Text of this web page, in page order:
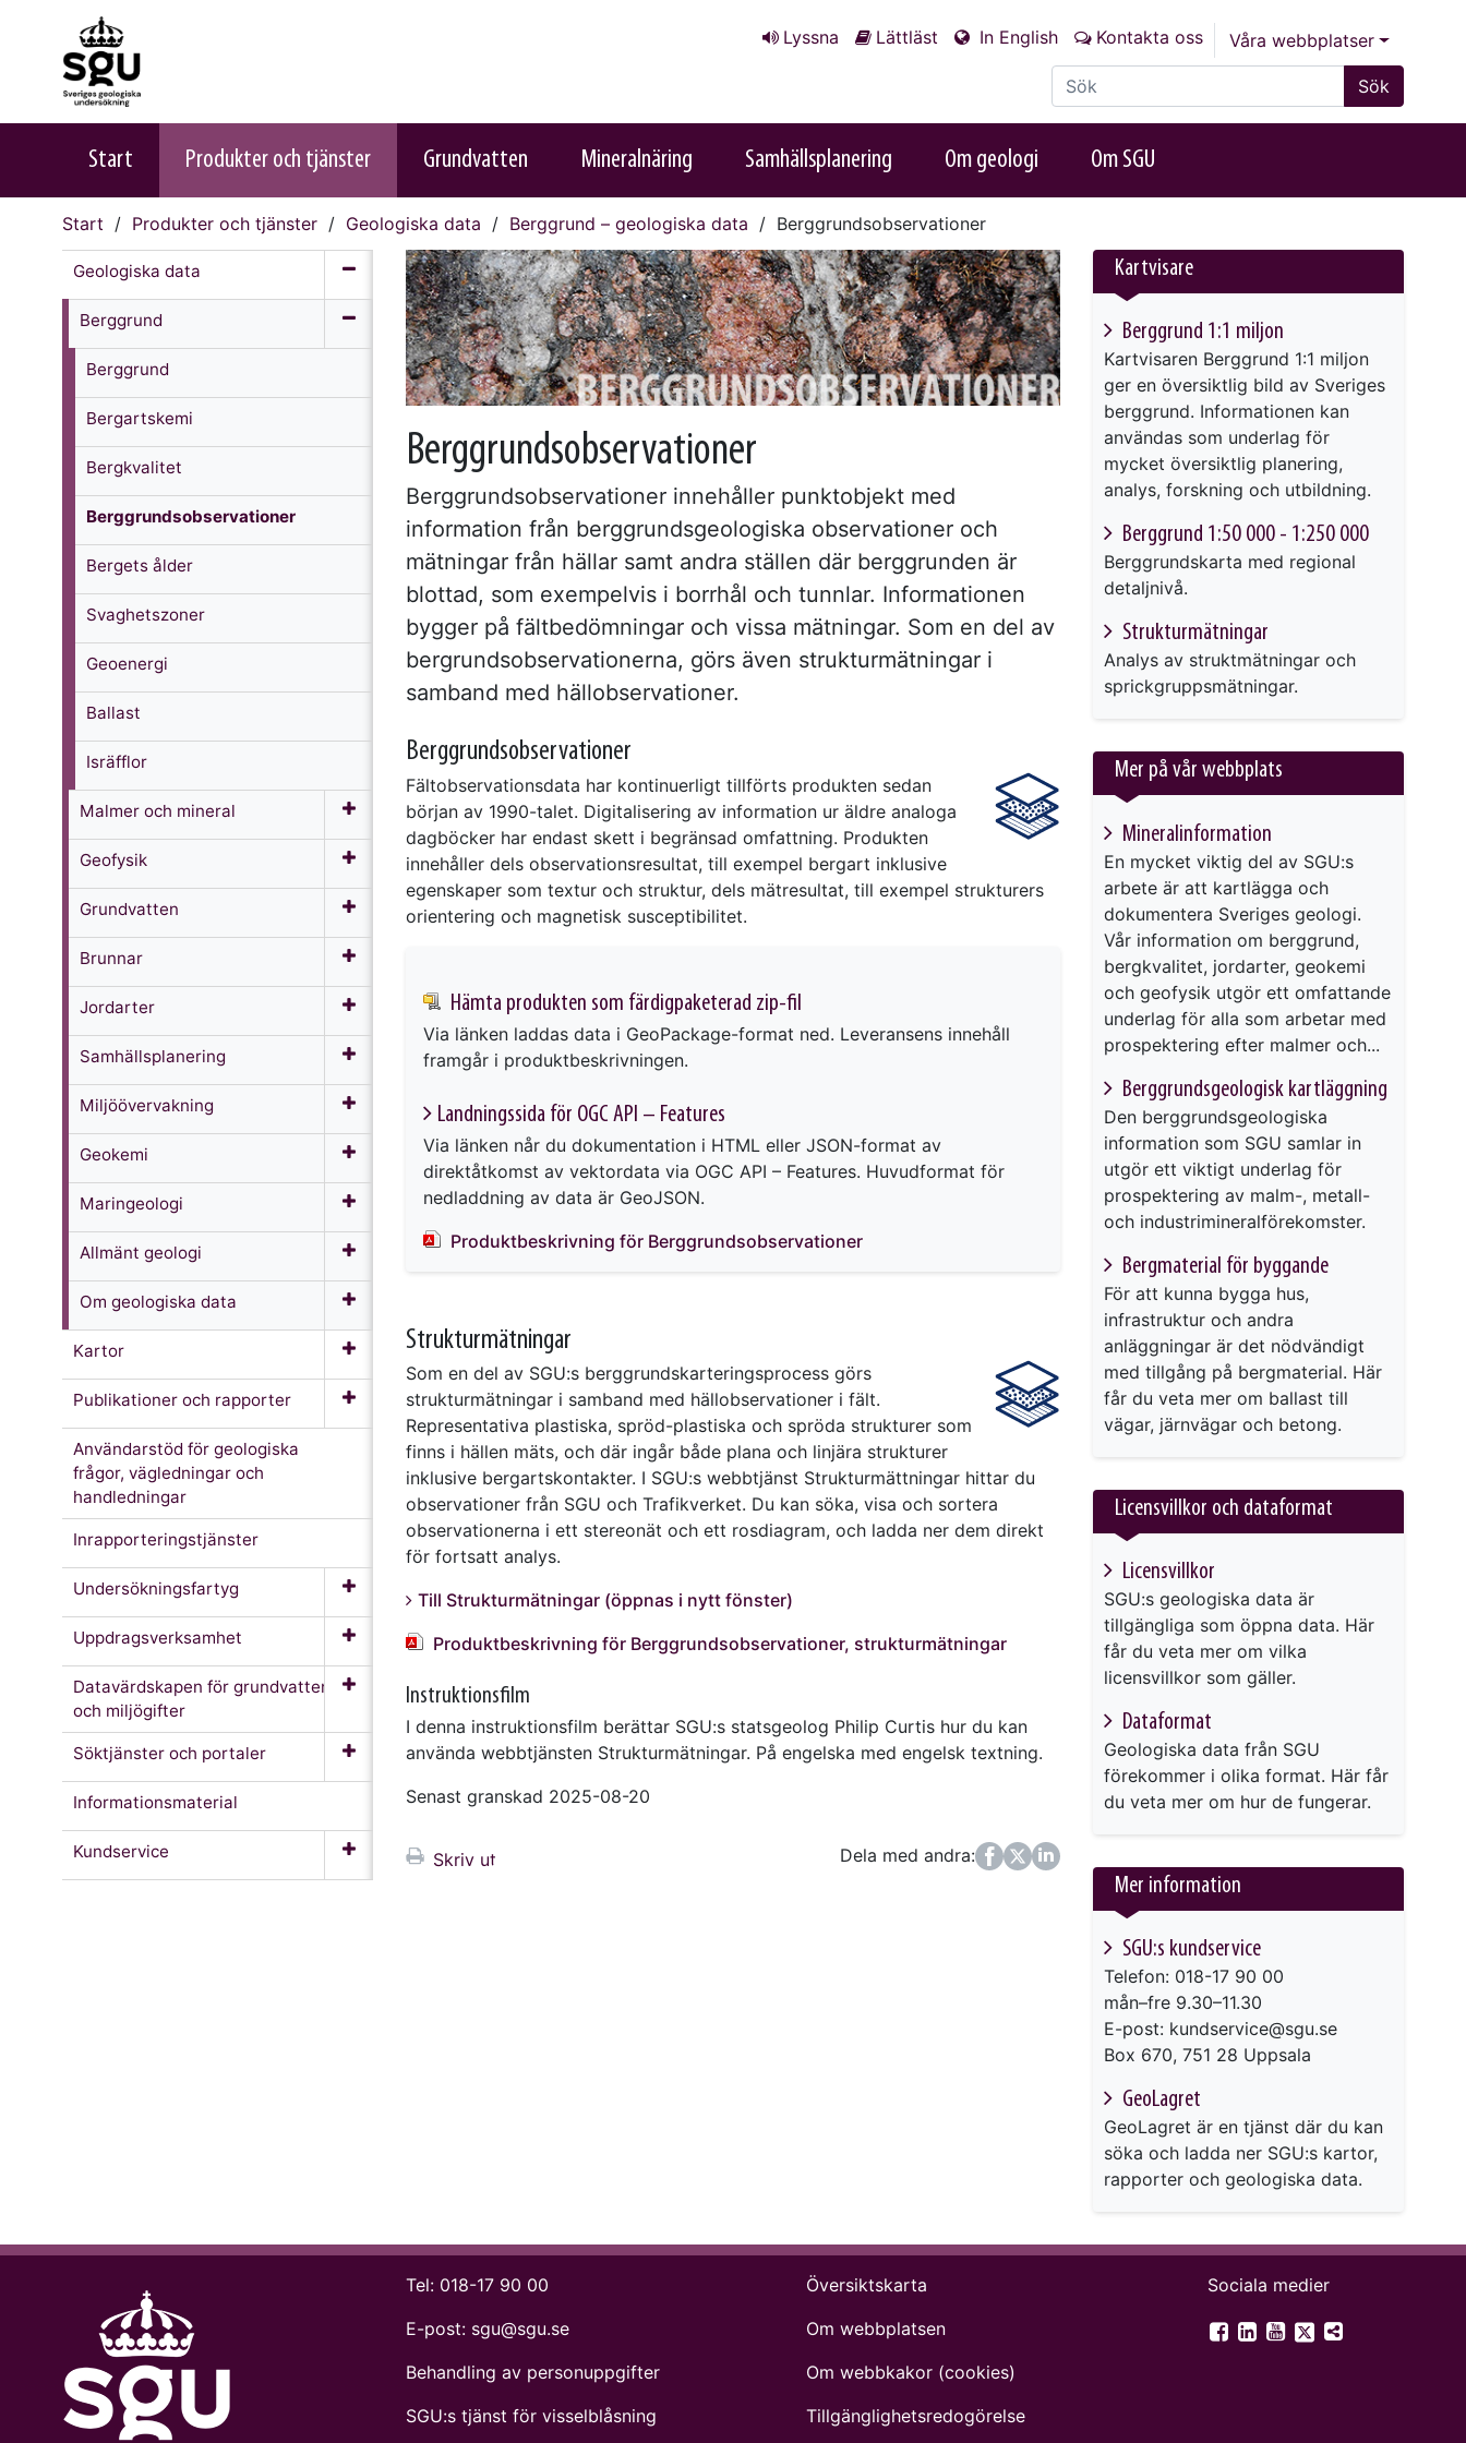
Lyssna Lättläst In English Kontakta oss
Våra webbplatser
Sök på sajten
Sök
Start Produkter och tjänster Grundvatten Mineralnäring Samhällsplanering Om geologi Om SGU
Start Produkter och tjänster Geologiska data Berggrund – geologiska data Berggrundsobservationer
Geologiska data
Berggrund
Berggrund
Bergartskemi
Bergkvalitet
Berggrundsobservationer
Bergets ålder
Svaghetszoner
Geoenergi
Ballast
Isräfflor
Malmer och mineral
Geofysik
Grundvatten
Brunnar
Jordarter
Samhällsplanering
Miljöövervakning
Geokemi
Maringeologi
Allmänt geologi
Om geologiska data
Kartor
Publikationer och rapporter
Användarstöd för geologiska
frågor, vägledningar och
handledningar
Inrapporteringstjänster
Undersökningsfartyg
Uppdragsverksamhet
Datavärdskapen för grundvatten
och miljögifter
Söktjänster och portaler
Informationsmaterial
Kundservice
Berggrundsobservationer
Berggrundsobservationer innehåller punktobjekt med
information från berggrundsgeologiska observationer och
mätningar från hällar samt andra ställen där berggrunden är
blottad, som exempelvis i borrhål och tunnlar. Informationen
bygger på fältbedömningar och vissa mätningar. Som en del av
bergrundsobservationerna, görs även strukturmätningar i
samband med hällobservationer.
Berggrundsobservationer
Fältobservationsdata har kontinuerligt tillförts produkten sedan
början av 1990-talet. Digitalisering av information ur äldre analoga
dagböcker har endast skett i begränsad omfattning. Produkten
innehåller dels observationsresultat, till exempel bergart inklusive
egenskaper som textur och struktur, dels mätresultat, till exempel strukturers
orientering och magnetisk susceptibilitet.
Hämta produkten som färdigpaketerad zip-fil
Via länken laddas data i GeoPackage-format ned. Leveransens innehåll
framgår i produktbeskrivningen.
Landningssida för OGC API – Features
Via länken når du dokumentation i HTML eller JSON-format av
direktåtkomst av vektordata via OGC API – Features. Huvudformat för
nedladdning av data är GeoJSON.
Produktbeskrivning för Berggrunds­observationer
Strukturmätningar
Som en del av SGU:s berggrundskarteringsprocess görs
strukturmätningar i samband med hällobservationer i fält.
Representativa plastiska, spröd-plastiska och spröda strukturer som
finns i hällen mäts, och där ingår både plana och linjära strukturer
inklusive bergartskontakter. I SGU:s webbtjänst Strukturmättningar hittar du
observationer från SGU och Trafikverket. Du kan söka, visa och sortera
observationerna i ett stereonät och ett rosdiagram, och ladda ner dem direkt
för fortsatt analys.
Till Strukturmätningar (öppnas i nytt fönster)
Produktbeskrivning för Berggrundsobservationer, strukturmätningar
Instruktionsfilm
I denna instruktionsfilm berättar SGU:s statsgeolog Philip Curtis hur du kan
använda webbtjänsten Strukturmätningar. På engelska med engelsk textning.
Senast granskad 2025-08-20
Skriv ut Dela med andra:
FacebookTwitter
LinkedIn
Kartvisare
Berggrund 1:1 miljon
Kartvisaren Berggrund 1:1 miljon
ger en översiktlig bild av Sveriges
berggrund. Informationen kan
användas som underlag för
mycket översiktlig planering,
analys, forskning och utbildning.
Berggrund 1:50 000 - 1:250 000
Berggrundskarta med regional
detaljnivå.
Strukturmätningar
Analys av struktmätningar och
sprickgruppsmätningar.
Mer på vår webbplats
Mineralinformation
En mycket viktig del av SGU:s
arbete är att kartlägga och
dokumentera Sveriges geologi.
Vår information om berggrund,
bergkvalitet, jordarter, geokemi
och geofysik utgör ett omfattande
underlag för alla som arbetar med
prospektering efter malmer och...
Berggrundsgeologisk kartläggning
Den berggrundsgeologiska
information som SGU samlar in
utgör ett viktigt underlag för
prospektering av malm-, metall-
och industrimineralförekomster.
Bergmaterial för byggande
För att kunna bygga hus,
infrastruktur och andra
anläggningar är det nödvändigt
med tillgång på bergmaterial. Här
får du veta mer om ballast till
vägar, järnvägar och betong.
Licensvillkor och dataformat
Licensvillkor
SGU:s geologiska data är
tillgängliga som öppna data. Här
får du veta mer om vilka
licensvillkor som gäller.
Dataformat
Geologiska data från SGU
förekommer i olika format. Här får
du veta mer om hur de fungerar.
Mer information
SGU:s kundservice
Telefon: 018-17 90 00
mån–fre 9.30–11.30
E-post: kundservice@sgu.se
Box 670, 751 28 Uppsala
GeoLagret
GeoLagret är en tjänst där du kan
söka och ladda ner SGU:s kartor,
rapporter och geologiska data.
Tel: 018-17 90 00
E-post: sgu@sgu.se
Behandling av personuppgifter
SGU:s tjänst för visselblåsning
Översiktskarta
Om webbplatsen
Om webbkakor (cookies)
Tillgänglighets­redogörelse
Sociala medier
SGU på Facebook
SGU på LinkedIn
SGU på YouTube
SGU på Twitter
Fler digitala